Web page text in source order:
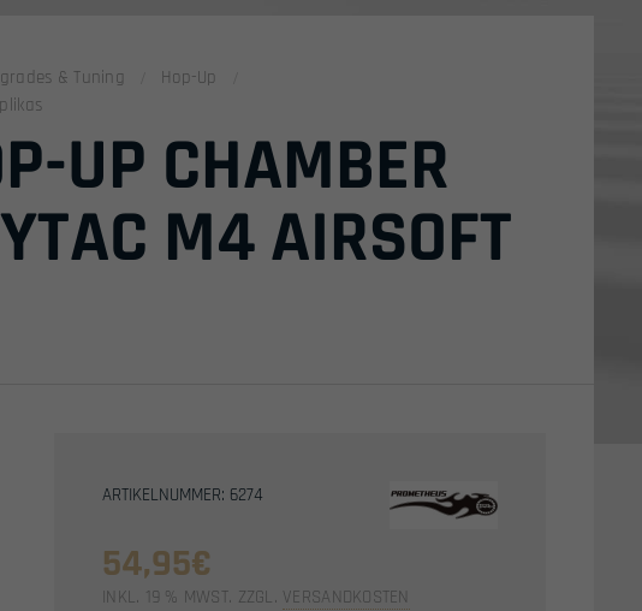
& Tuning
Hop-Up
UP CHAMBER
M4 AIRSOFT
ARTIKELNUMMER: 6274
54,95€
INKL. 19 % MWST. ZZGL. VERSANDKOSTEN